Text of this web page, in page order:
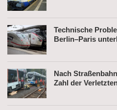
Technische
Berlin–Paris
Nach
Zahl der